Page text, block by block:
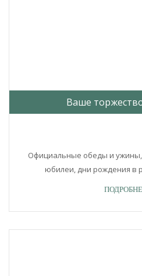
Ваше
Официальные обеды и
юбилеи, дни рождения в